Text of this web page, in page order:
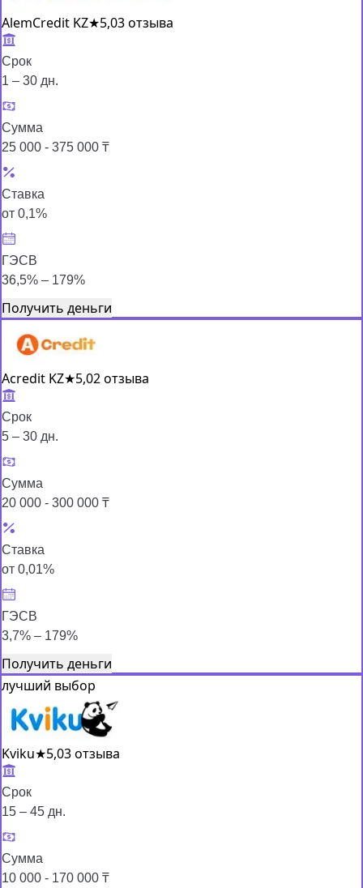
AlemCredit KZ★5,03 отзыва
Срок
1 – 30 дн.
Сумма
25 000 - 375 000 ₸
Ставка
от 0,1%
ГЭСВ
36,5% – 179%
Получить деньги
Acredit KZ★5,02 отзыва
Срок
5 – 30 дн.
Сумма
20 000 - 300 000 ₸
Ставка
от 0,01%
ГЭСВ
3,7% – 179%
Получить деньги
лучший выбор
Kviku★5,03 отзыва
Срок
15 – 45 дн.
Сумма
10 000 - 170 000 ₸